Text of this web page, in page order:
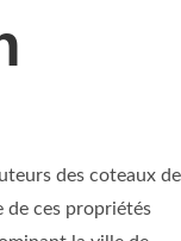
des coteaux de
de ces propriétés